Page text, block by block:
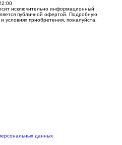
исключительно информационный
публичной офертой. Подробную
приобретения, пожалуйста,
данных